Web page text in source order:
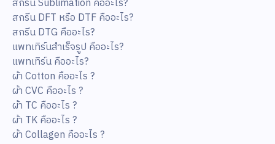
สกรีน Sublimation คืออะไร?
สกรีน DFT หรือ DTF คืออะไร?
สกรีน DTG คืออะไร?
แพทเทิร์นสำเร็จรูป คืออะไร?
แพทเทิร์น คืออะไร?
ผ้า Cotton คืออะไร ?
ผ้า CVC คืออะไร ?
ผ้า TC คืออะไร ?
ผ้า TK คืออะไร ?
ผ้า Collagen คืออะไร ?